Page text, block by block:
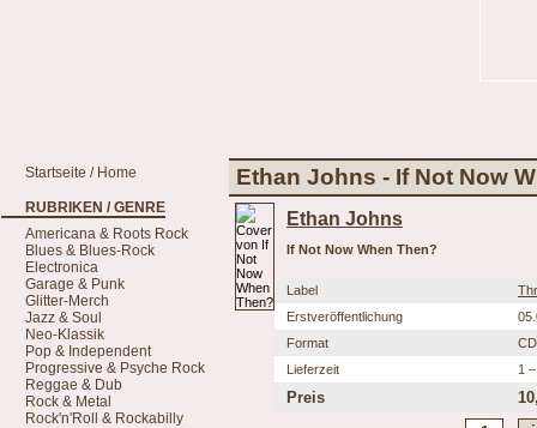
Startseite / Home
RUBRIKEN / GENRE
Americana & Roots Rock
Blues & Blues-Rock
Electronica
Garage & Punk
Glitter-Merch
Jazz & Soul
Neo-Klassik
Pop & Independent
Progressive & Psyche Rock
Reggae & Dub
Rock & Metal
Rock'n'Roll & Rockabilly
Ethan Johns - If Not Now
Ethan Johns
If Not Now When Then?
Label
Erstveröffentlichung
Format
CD
Lieferzeit
1
Preis